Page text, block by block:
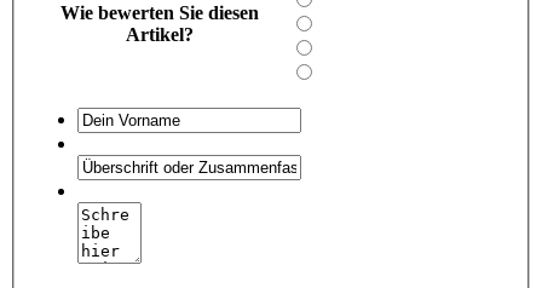
Wie bewerten Sie diesen
Artikel?